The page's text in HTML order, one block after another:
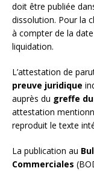
doit être publiée
dissolution. Pour la
à compter de la
liquidation.
L’attestation de
preuve juridique
auprès du greffe
attestation
reproduit le texte
La publication au
Commerciales